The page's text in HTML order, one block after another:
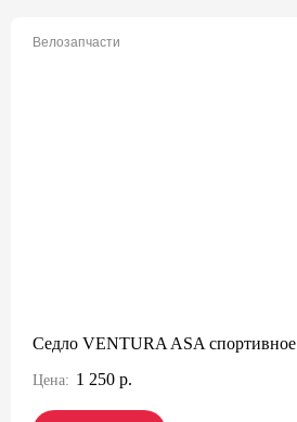
Велозапчасти
Седло VENTURA ASA спортивное
Цена: 1 250 р.